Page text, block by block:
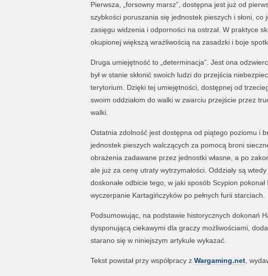
Pierwsza, „forsowny marsz”, dostępna jest już od
szybkości poruszania się jednostek pieszych i słoni,
zasięgu widzenia i odporności na ostrzał. W praktyce
okupionej większą wrażliwością na zasadzki i boje
Druga umiejętność to „determinacja”. Jest ona
był w stanie skłonić swoich ludzi do przejścia
terytorium. Dzięki tej umiejętności, dostępnej od
swoim oddziałom do walki w zwarciu przejście przez
walki.
Ostatnia zdolność jest dostępna od piątego poziomu i
jednostek pieszych walczących za pomocą broni
obrażenia zadawane przez jednostki własne, a po
ale już za cenę utraty wytrzymałości. Oddziały są
doskonałe odbicie tego, w jaki sposób Scypion
wyczerpanie Kartagińczyków po pełnych furii starciach.
Podsumowując, na podstawie historycznych dokonań
dysponującą ciekawymi dla graczy możliwościami,
starano się w niniejszym artykule wykazać.
Tekst powstał przy współpracy z Wargaming.net,